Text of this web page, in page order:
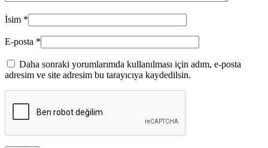
İsim *
E-posta *
Daha sonraki yorumlarımda kullanılması için adım, e-posta
adresim ve site adresim bu tarayıcıya kaydedilsin.